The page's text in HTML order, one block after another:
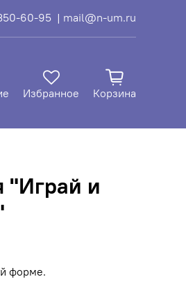
60-95 | mail@n-um.ru
Избранное Корзина
"Играй и
форме.